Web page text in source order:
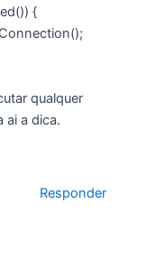
{
qualquer
ai a dica.
Responder